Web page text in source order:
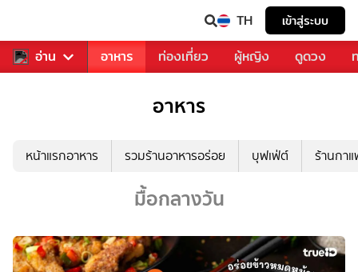
TH เข้าสู่ระบบ
อ่าน
รวงการเพลง อาหาร ท่องเที่ยว ผู้หญิง ดูดวง
อาหาร
หน้าแรกอาหาร รวมร้านอาหารอร่อย บุฟเฟ่ต์ ร้านกา
มื้อกลางวัน